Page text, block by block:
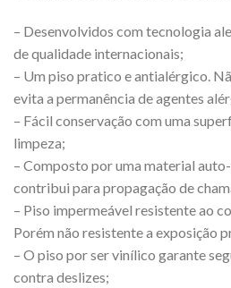
– Desenvolvidos com tecnologia
de qualidade internacionais;
– Um piso pratico e antialérgico.
evita a permanência de agentes
– Fácil conservação com uma
limpeza;
– Composto por uma material
contribui para propagação de
– Piso impermeável resistente ao
Porém não resistente a exposição
– O piso por ser vinílico garante
contra deslizes;